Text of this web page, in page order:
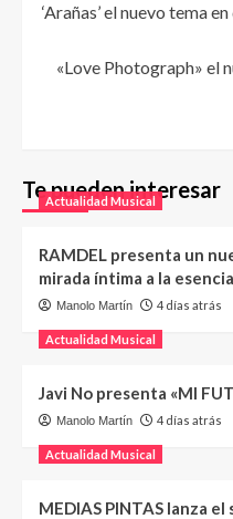
‘Arañas’ el nuevo tema
«Love Photograph» el
Te pueden interesar
Actualidad Musical
RAMDEL presenta un
mirada íntima a la
Manolo Martín 4 días atrás
Actualidad Musical
Javi No presenta «MI
Manolo Martín 4 días atrás
Actualidad Musical
MEDIAS PINTAS lanza el